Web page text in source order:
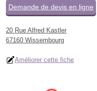
Demande de devis en ligne
20 Rue Alfred Kastler
67160 Wissembourg
Améliorer cette fiche